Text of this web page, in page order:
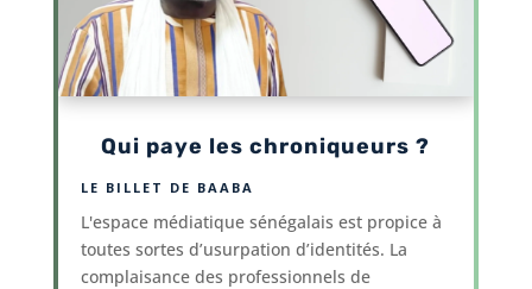
Qui paye les chroniqueurs ?
LE BILLET DE BAABA
L'espace médiatique sénégalais est propice à
toutes sortes d’usurpation d’identités. La
complaisance des professionnels de